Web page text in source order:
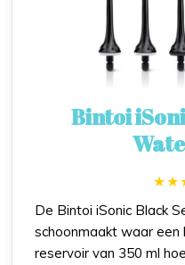
Bintoi
De Bintoi iSonic Black
schoonmaakt waar
reservoir van 350 ml